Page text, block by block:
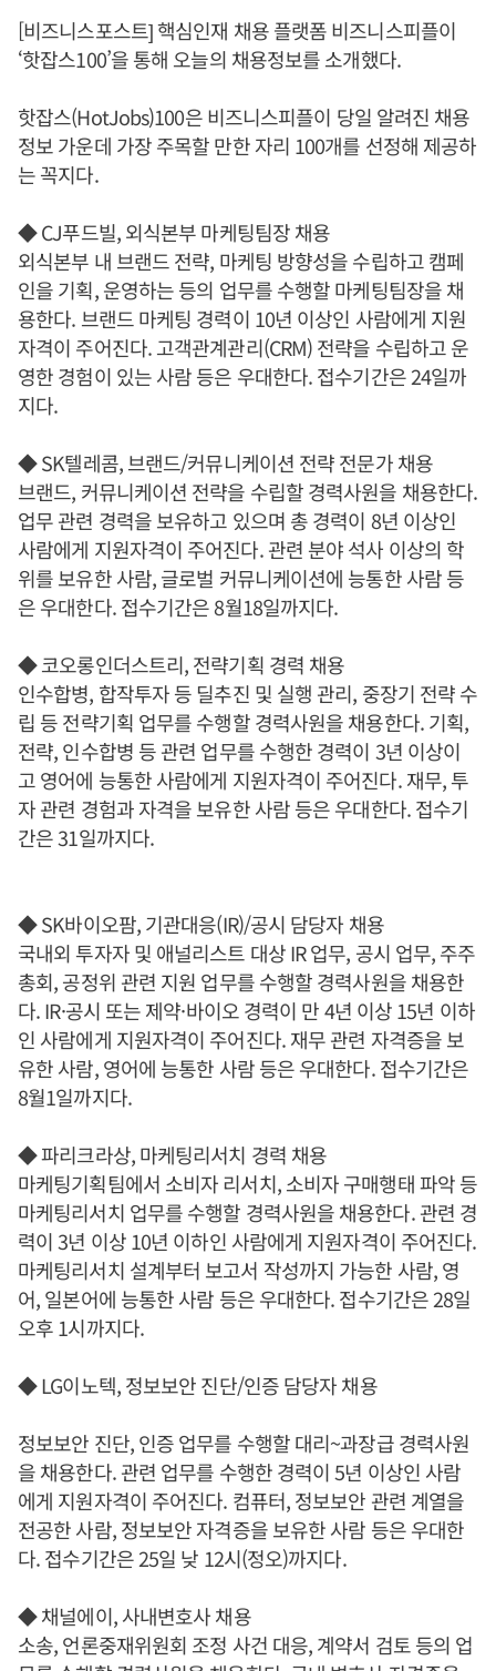
[비즈니스포스트] 핵심인재 채용 플랫폼 비즈니스피플이
‘핫잡스100’을 통해 오늘의 채용정보를 소개했다.
핫잡스(HotJobs)100은 비즈니스피플이 당일 알려진 채용
정보 가운데 가장 주목할 만한 자리 100개를 선정해 제공하
는 꼭지다.
◆ CJ푸드빌, 외식본부 마케팅팀장 채용
외식본부 내 브랜드 전략, 마케팅 방향성을 수립하고 캠페
인을 기획, 운영하는 등의 업무를 수행할 마케팅팀장을 채
용한다. 브랜드 마케팅 경력이 10년 이상인 사람에게 지원
자격이 주어진다. 고객관계관리(CRM) 전략을 수립하고 운
영한 경험이 있는 사람 등은 우대한다. 접수기간은 24일까
지다.
◆ SK텔레콤, 브랜드/커뮤니케이션 전략 전문가 채용
브랜드, 커뮤니케이션 전략을 수립할 경력사원을 채용한다.
업무 관련 경력을 보유하고 있으며 총 경력이 8년 이상인
사람에게 지원자격이 주어진다. 관련 분야 석사 이상의 학
위를 보유한 사람, 글로벌 커뮤니케이션에 능통한 사람 등
은 우대한다. 접수기간은 8월18일까지다.
◆ 코오롱인더스트리, 전략기획 경력 채용
인수합병, 합작투자 등 딜추진 및 실행 관리, 중장기 전략 수
립 등 전략기획 업무를 수행할 경력사원을 채용한다. 기획,
전략, 인수합병 등 관련 업무를 수행한 경력이 3년 이상이
고 영어에 능통한 사람에게 지원자격이 주어진다. 재무, 투
자 관련 경험과 자격을 보유한 사람 등은 우대한다. 접수기
간은 31일까지다.
◆ SK바이오팜, 기관대응(IR)/공시 담당자 채용
국내외 투자자 및 애널리스트 대상 IR 업무, 공시 업무, 주주
총회, 공정위 관련 지원 업무를 수행할 경력사원을 채용한
다. IR·공시 또는 제약·바이오 경력이 만 4년 이상 15년 이하
인 사람에게 지원자격이 주어진다. 재무 관련 자격증을 보
유한 사람, 영어에 능통한 사람 등은 우대한다. 접수기간은
8월1일까지다.
◆ 파리크라상, 마케팅리서치 경력 채용
마케팅기획팀에서 소비자 리서치, 소비자 구매행태 파악 등
마케팅리서치 업무를 수행할 경력사원을 채용한다. 관련 경
력이 3년 이상 10년 이하인 사람에게 지원자격이 주어진다.
마케팅리서치 설계부터 보고서 작성까지 가능한 사람, 영
어, 일본어에 능통한 사람 등은 우대한다. 접수기간은 28일
오후 1시까지다.
◆ LG이노텍, 정보보안 진단/인증 담당자 채용
정보보안 진단, 인증 업무를 수행할 대리~과장급 경력사원
을 채용한다. 관련 업무를 수행한 경력이 5년 이상인 사람
에게 지원자격이 주어진다. 컴퓨터, 정보보안 관련 계열을
전공한 사람, 정보보안 자격증을 보유한 사람 등은 우대한
다. 접수기간은 25일 낮 12시(정오)까지다.
◆ 채널에이, 사내변호사 채용
소송, 언론중재위원회 조정 사건 대응, 계약서 검토 등의 업